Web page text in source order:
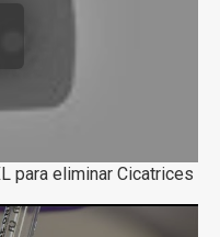
para eliminar Cicatrices